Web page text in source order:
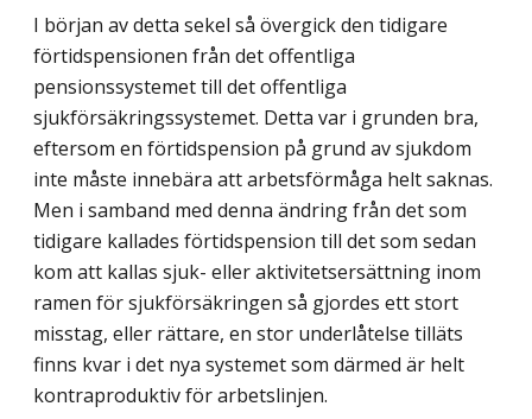
I början av detta sekel så övergick den tidigare
förtidspensionen från det offentliga
pensionssystemet till det offentliga
sjukförsäkringssystemet. Detta var i grunden bra,
eftersom en förtidspension på grund av sjukdom
inte måste innebära att arbetsförmåga helt saknas.
Men i samband med denna ändring från det som
tidigare kallades förtidspension till det som sedan
kom att kallas sjuk- eller aktivitetsersättning inom
ramen för sjukförsäkringen så gjordes ett stort
misstag, eller rättare, en stor underlåtelse tilläts
finns kvar i det nya systemet som därmed är helt
kontraproduktiv för arbetslinjen.